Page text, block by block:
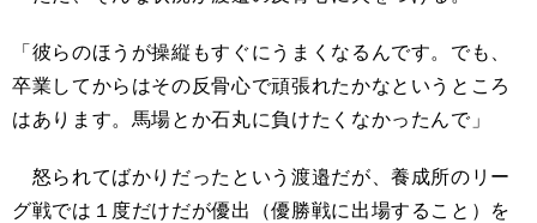
「彼らのほうが操縦もすぐにうまくなるんです。でも、
卒業してからはその反骨心で頑張れたかなというところ
はあります。馬場とか石丸に負けたくなかったんで」
怒られてばかりだったという渡邉だが、養成所のリー
グ戦では１度だけだが優出（優勝戦に出場すること）を